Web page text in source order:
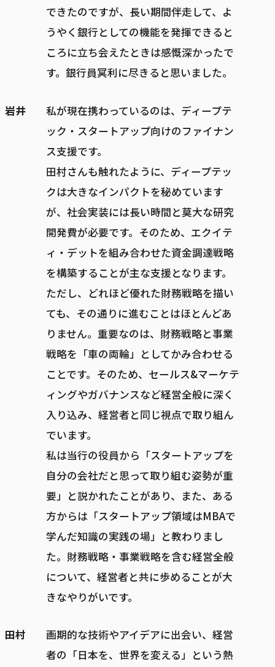
できたのですが、長い期間伴走して、よ
うやく銀行としての機能を発揮できると
ころに立ち会えたときは感慨深かったで
す。銀行員冥利に尽きると思いました。
岩井
私が現在携わっているのは、ディープテ
ック・スタートアップ向けのファイナン
ス支援です。
田村さんも触れたように、ディープテッ
クは大きなインパクトを秘めています
が、社会実装には長い時間と莫大な研究
開発費が必要です。そのため、エクイテ
ィ・デットを組み合わせた資金調達戦略
を構築することが主な支援となります。
ただし、どれほど優れた財務戦略を描い
ても、その通りに進むことはほとんどあ
りません。重要なのは、財務戦略と事業
戦略を「車の両輪」としてかみ合わせる
ことです。そのため、セールス&マーケテ
ィングやガバナンスなど経営全般に深く
入り込み、経営者と同じ視点で取り組ん
でいます。
私は当行の役員から「スタートアップを
自分の会社だと思って取り組む姿勢が重
要」と説かれたことがあり、また、ある
方からは「スタートアップ領域はMBAで
学んだ知識の実践の場」と教わりまし
た。財務戦略・事業戦略を含む経営全般
について、経営者と共に歩めることが大
きなやりがいです。
田村
画期的な技術やアイデアに出会い、経営
者の「日本を、世界を変える」という熱